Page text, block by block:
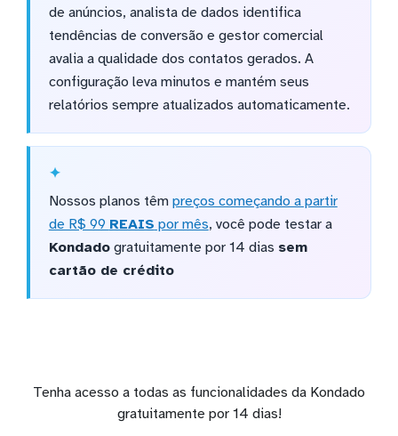
de anúncios, analista de dados identifica
tendências de conversão e gestor comercial
avalia a qualidade dos contatos gerados. A
configuração leva minutos e mantém seus
relatórios sempre atualizados automaticamente.
Nossos planos têm preços começando a partir
de R$ 99 REAIS por mês, você pode testar a
Kondadogratuitamente por 14 dias sem
cartão de crédito
Tenha acesso a todas as funcionalidades da Kondado
gratuitamente por 14 dias!